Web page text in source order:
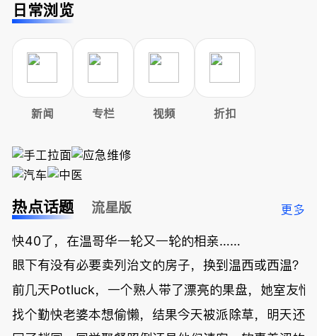
日常浏览
新闻 专栏 视频 折扣
热点话题 流星版 更多
快40了，在温哥华一轮又一轮的相亲……
眼下有没有必要卖列治文的房子，换到温西或西温？
前几天Potluck，一个熟人带了漂亮的果盘，她室友悄
找个勤快老婆本想偷懒，结果今天被派除草，明天还